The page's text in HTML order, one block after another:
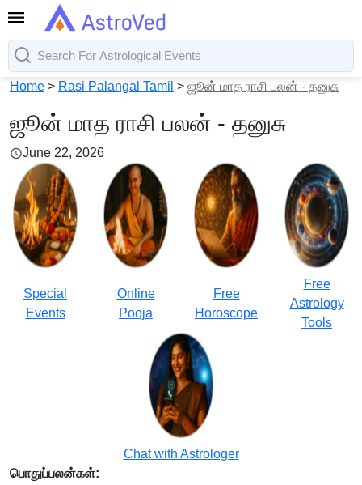
Home > Rasi Palangal Tamil > ஜூன் மாத ராசி பலன் - தனுசு
ஜூன் மாத ராசி பலன் - தனுசு
June 22, 2026
Special
Events
Online
Pooja
Free
Horoscope
Free
Astrology
Tools
Chat with Astrologer
பொதுப்பலன்கள்: